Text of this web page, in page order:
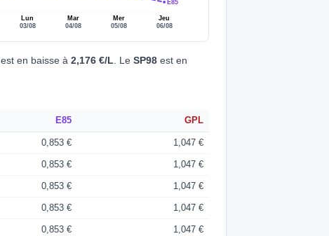
Lun
03/08
Mar
04/08
Mer
05/08
Jeu
06/08
E85
est en baisse à 2,176 €/L . Le SP98 est en
E85 GPL
0,853 € 1,047 €
0,853 € 1,047 €
0,853 € 1,047 €
0,853 € 1,047 €
0,853 € 1,047 €